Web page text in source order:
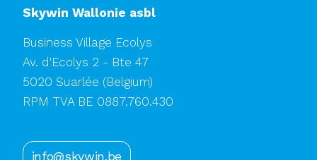
Skywin Wallonie asbl
Business Village Ecolys
Av. d'Ecolys 2 - Bte 47
5020 Suarlée (Belgium)
RPM TVA BE 0887.760.430
info@skywin.be